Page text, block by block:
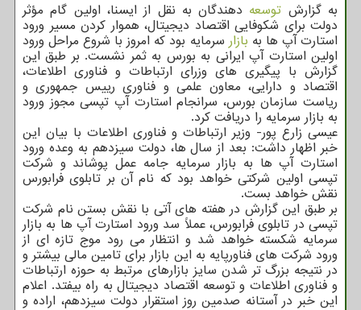
به گزارش توسعه دهندگان به نقل از ایسنا، اولین گام مؤثر
دولت برای شکوفایی اقتصاد دیجیتال، هموار کردن مسیر ورود
استارت آپ ها به بازار سرمایه بود که امروز با شروع مراحل ورود
اولین استارت آپ ایرانی به بورس به ثمر نشست. بر طبق این
گزارش با پیگیری های وزرای ارتباطات و فناوری اطلاعات،
اقتصاد و دارایی، معاون علمی و فناوری رییس جمهوری و
ریاست سازمان بورس، سرانجام استارت آپ تپسی مجوز ورود
به بازار سرمایه را دریافت کرد.
عیسی زارع پور- وزیر ارتباطات و فناوری اطلاعات با بیان این
خبر اظهار داشت: بعد از سال ها، دولت سیزدهم به وعده ورود
استارت آپ ها به بازار سرمایه جامه عمل پوشاند و شرکت
تپسی اولین شرکتی خواهد بود که نام آن بر تابلوی فرابورس
نقش خواهد بست.
بر طبق این گزارش در هفته های آتی با نقش بستن نام شرکت
تپسی در تابلوی فرابورس، عملاً سد ورود استارت آپ ها به بازار
سرمایه شکسته خواهد شد و انتظار می رود موج تازه ای از
ورود شرکت های فناورپایه به این بازار برای تامین مالی بیشتر و
در نتیجه بزرگ تر شدن سایز بازارهای مرتبط به حوزه ارتباطات
و فناوری اطلاعات و توسعه اقتصاد دیجیتال به راه بیفتد. اعلام
این خبر در آستانه صدمین روز استقرار دولت سیزدهم، اراده و